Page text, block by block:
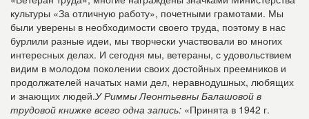
культуры «За отличную работу», почетными грамотами. Мы
были уверены в необходимости своего труда, поэтому в нас
бурлили разные идеи, мы творчески участвовали во многих
интересных делах. И сегодня мы, ветераны, с удовольствием
видим в молодом поколении своих достойных преемников и
продолжателей начатых нами дел, неравнодушных, любящих
и знающих людей.У Риммы Леонтьевны Балашовой в
трудовой книжке всего одна запись: «Принята в 1942 г.